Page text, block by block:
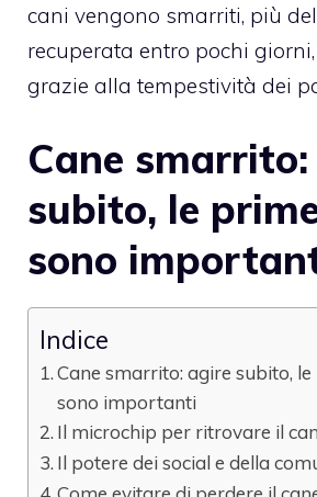
cani vengono smarriti, più
recuperata entro pochi
grazie alla tempestività dei
Cane
subito, le
sono
Indice
Cane smarrito: agire subito,
sono importanti
Il microchip per ritrovare il
Il potere dei social e della